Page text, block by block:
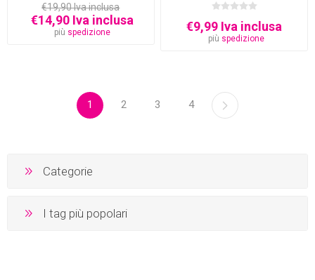
€19,90 Iva inclusa
€14,90 Iva inclusa
più spedizione €9,99 Iva inclusa
più spedizione
1 2 3 4
Categorie
I tag più popolari